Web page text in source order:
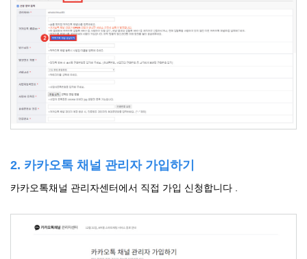
2. 카카오톡 채널 관리자 가입하기
카카오톡채널 관리자센터에서 직접 가입 신청합니다 .